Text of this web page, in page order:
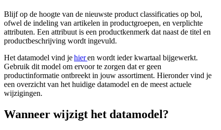
Blijf op de hoogte van de nieuwste product classificaties op bol,
ofwel de indeling van artikelen in productgroepen, en verplichte
attributen. Een attribuut is een productkenmerk dat naast de titel en
productbeschrijving wordt ingevuld.
Het datamodel vind jehieren wordt ieder kwartaal bijgewerkt.
Gebruik dit model om ervoor te zorgen dat er geen
productinformatie ontbreekt in jouw assortiment. Hieronder vind je
een overzicht van het huidige datamodel en de meest actuele
wijzigingen.
Wanneer wijzigt het datamodel?